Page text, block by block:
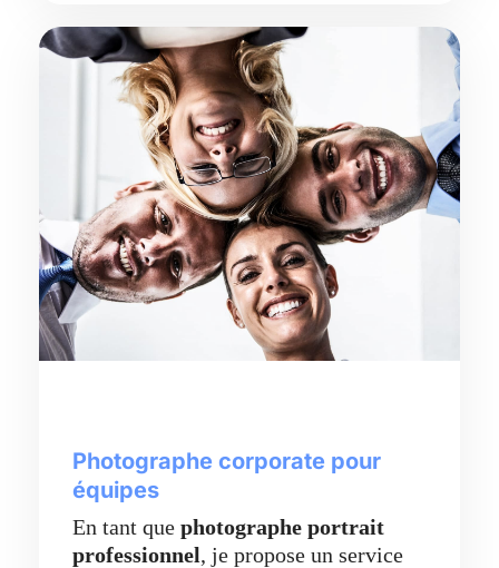
Photographe corporate pour
équipes
En tant que photographe portrait
professionnel, je propose un service